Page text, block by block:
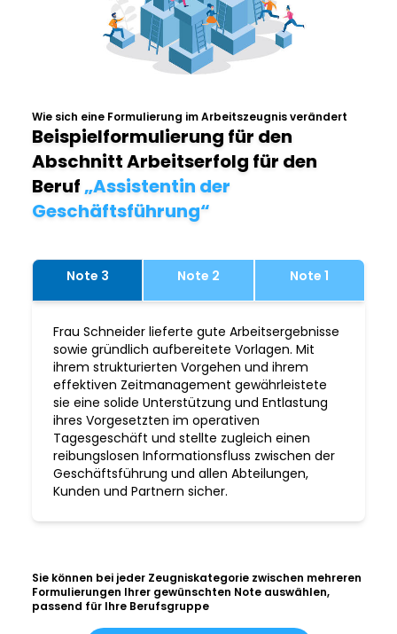
Wie sich eine Formulierung im Arbeitszeugnis verändert
Beispielformulierung für den
Abschnitt Arbeitserfolg für den
Beruf„Assistentin der
Geschäftsführung“
Note 3 Note 2 Note 1
Frau Schneider lieferte gute Arbeitsergebnisse
sowie gründlich aufbereitete Vorlagen. Mit
ihrem strukturierten Vorgehen und ihrem
effektiven Zeitmanagement gewährleistete
sie eine solide Unterstützung und Entlastung
ihres Vorgesetzten im operativen
Tagesgeschäft und stellte zugleich einen
reibungslosen Informationsfluss zwischen der
Geschäftsführung und allen Abteilungen,
Kunden und Partnern sicher.
Sie können bei jeder Zeugniskategorie zwischen mehreren
Formulierungen Ihrer gewünschten Note auswählen,
passend für Ihre Berufsgruppe